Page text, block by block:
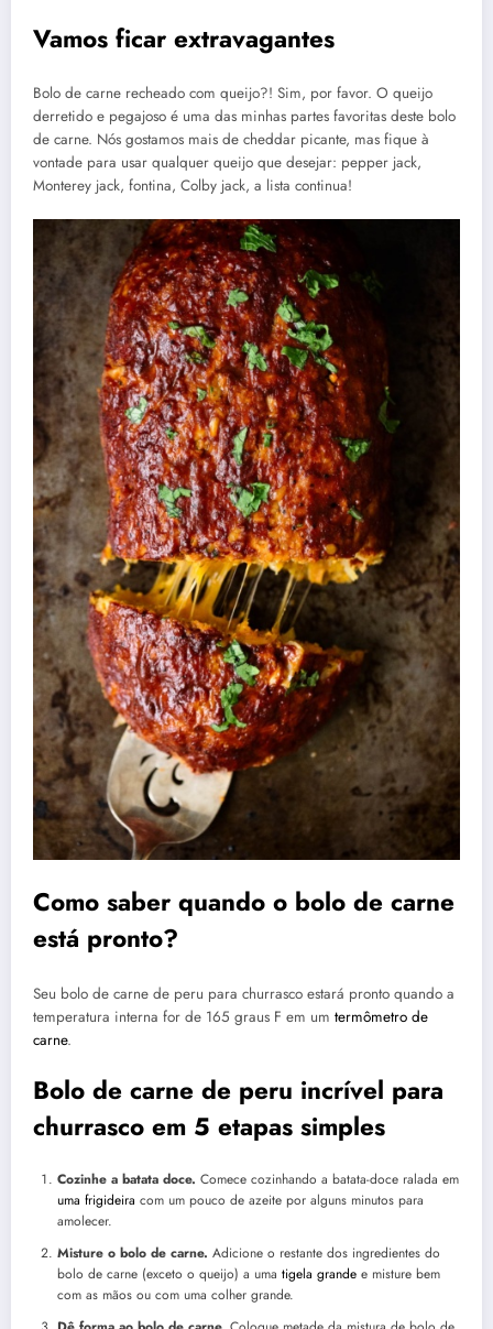
Vamos ficar extravagantes
Bolo de carne recheado com queijo?! Sim, por favor. O queijo
derretido e pegajoso é uma das minhas partes favoritas deste bolo
de carne. Nós gostamos mais de cheddar picante, mas fique à
vontade para usar qualquer queijo que desejar: pepper jack,
Monterey jack, fontina, Colby jack, a lista continua!
Como saber quando o bolo de carne
está pronto?
Seu bolo de carne de peru para churrasco estará pronto quando a
temperatura interna for de 165 graus F em um termômetro de
carne.
Bolo de carne de peru incrível para
churrasco em 5 etapas simples
Cozinhe a batata doce. Comece cozinhando a batata-doce ralada em
uma frigideira com um pouco de azeite por alguns minutos para
amolecer.
Misture o bolo de carne. Adicione o restante dos ingredientes do
bolo de carne (exceto o queijo) a uma tigela grande e misture bem
com as mãos ou com uma colher grande.